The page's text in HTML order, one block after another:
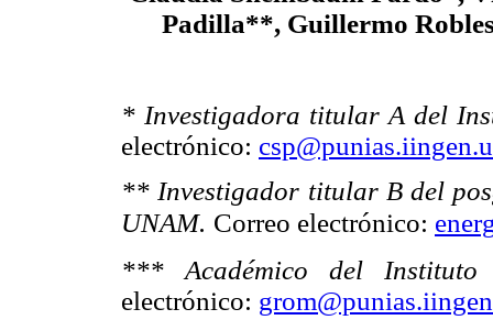
Padilla**, Guillermo
* Investigadora titular A del
electrónico:
** Investigador titular B del
UNAM. Correo electrónico:
*** Académico del
electrónico: